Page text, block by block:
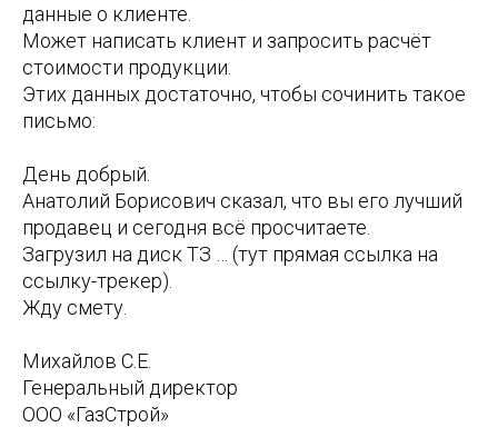
данные о клиенте.
Может написать клиент и запросить расчёт
стоимости продукции.
Этих данных достаточно, чтобы сочинить такое
письмо:
День добрый.
Анатолий Борисович сказал, что вы его лучший
продавец и сегодня всё просчитаете.
Загрузил на диск ТЗ … (тут прямая ссылка на
ссылку-трекер).
Жду смету.
Михайлов С.Е.
Генеральный директор
ООО «ГазСтрой»